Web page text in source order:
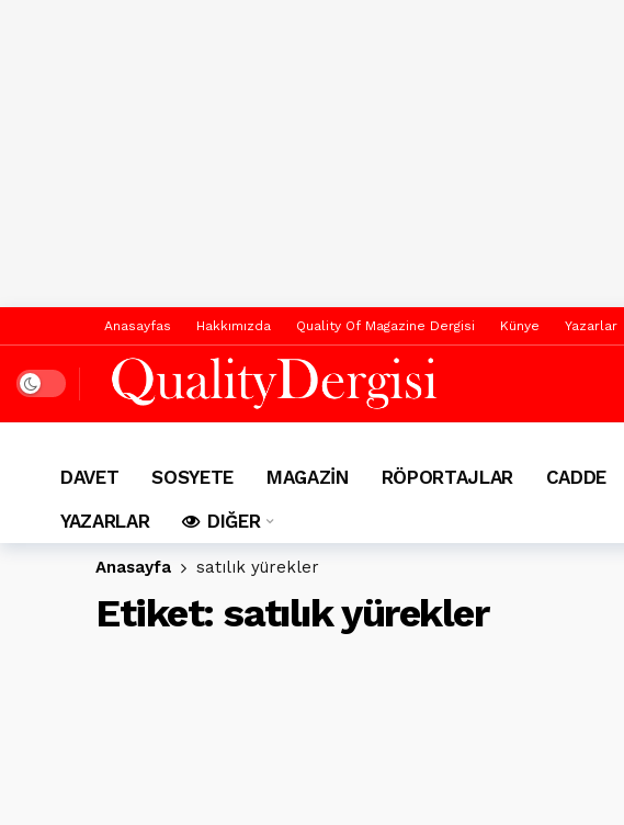
Anasayfas Hakkımızda Quality Of Magazine Dergisi Künye Yazarlar
Dark mode
DAVET SOSYETE MAGAZİN RÖPORTAJLAR CADDE
YAZARLAR
DIĞER
Anasayfa satılık yürekler
Etiket: satılık yürekler